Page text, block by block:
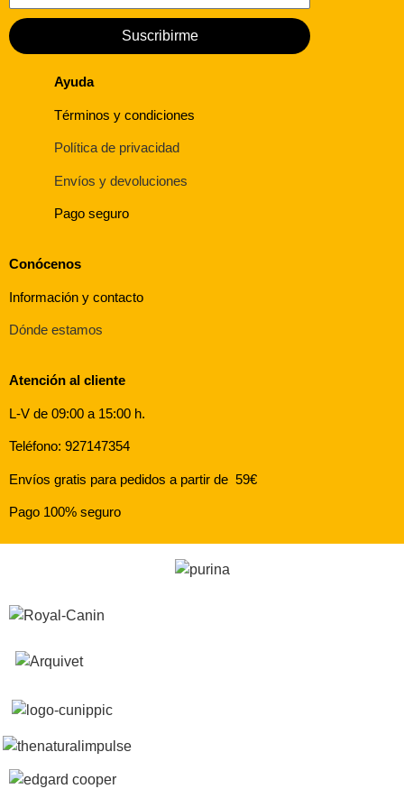
Suscribirme
Ayuda
Términos y condiciones
Política de privacidad
Envíos y devoluciones
Pago seguro
Conócenos
Información y contacto
Dónde estamos
Atención al cliente
L-V de 09:00 a 15:00 h.
Teléfono: 927147354
Envíos gratis para pedidos a partir de 59€
Pago 100% seguro